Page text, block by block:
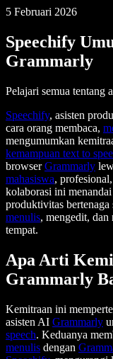
5 Februari 2026
Speechify
Grammarly
Pelajari semua tentang
Speechify, asisten
cara orang membaca,
mengumumkan
kemampuan text to
browserGrammarly
mahasiswa,
kolaborasi ini
produktivitas bertenaga
menulis, mengedit, dan
tempat.
Apa Arti
Grammarly
Kemitraan ini
asisten AI Grammarly
speech. Keduanya
menulis dengan